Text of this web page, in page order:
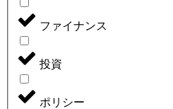
ファイナンス
投資
ポリシー